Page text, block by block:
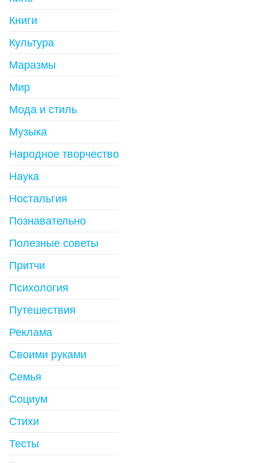
Книги
Культура
Маразмы
Мир
Мода и стиль
Музыка
Народное творчество
Наука
Ностальгия
Познавательно
Полезные советы
Притчи
Психология
Путешествия
Реклама
Своими руками
Семья
Социум
Стихи
Тесты